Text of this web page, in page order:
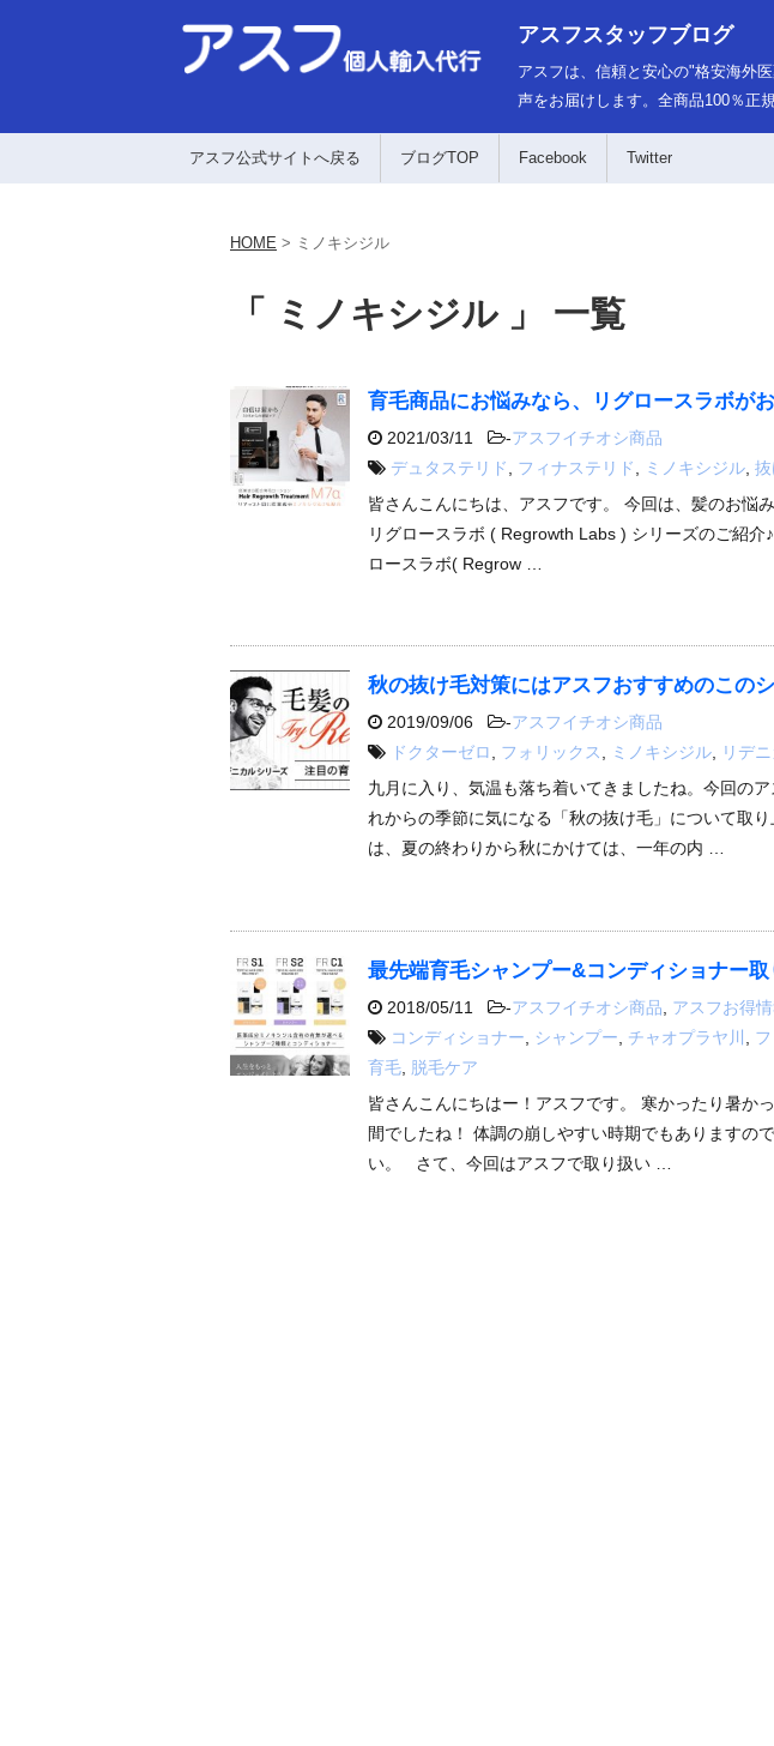
アスフスタッフブログ
アスフは、信頼と安心の"格安海外
声をお届けします。全商品100％正
アスフ公式サイトへ戻る ブログTOP Facebook Twitter
HOME > ミノキシジル
「 ミノキシジル 」 一覧
育毛商品にお悩みなら、リグロースラボが
2021/03/11 -アスフイチオシ商品
デュタステリド
フィナステリド ミノキシジル
皆さんこんにちは、アスフです。 今回は、髪のお悩
リグロースラボ ( Regrowth Labs ) シリーズのご紹介
ロースラボ( Regrow …
秋の抜け毛対策にはアスフおすすめのこのシ
2019/09/06 -アスフイチオシ商品
ドクターゼロ, フォリックス, ミノキシジル, リデ
九月に入り、気温も落ち着いてきましたね。今回の
れからの季節に気になる「秋の抜け毛」について取
は、夏の終わりから秋にかけては、一年の内 …
最先端育毛シャンプー&コンディショナー取
2018/05/11 -アスフイチオシ商品
アスフお得
コンディショナー
シャンプー チャオプラヤ川
育毛
脱毛ケア
皆さんこんにちはー！アスフです。 寒かったり暑か
間でしたね！ 体調の崩しやすい時期でもありますの
い。 さて、今回はアスフで取り扱い …